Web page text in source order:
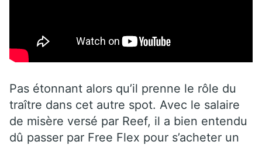
Pas étonnant alors qu’il prenne le rôle du
traître dans cet autre spot. Avec le salaire
de misère versé par Reef, il a bien entendu
dû passer par Free Flex pour s’acheter un